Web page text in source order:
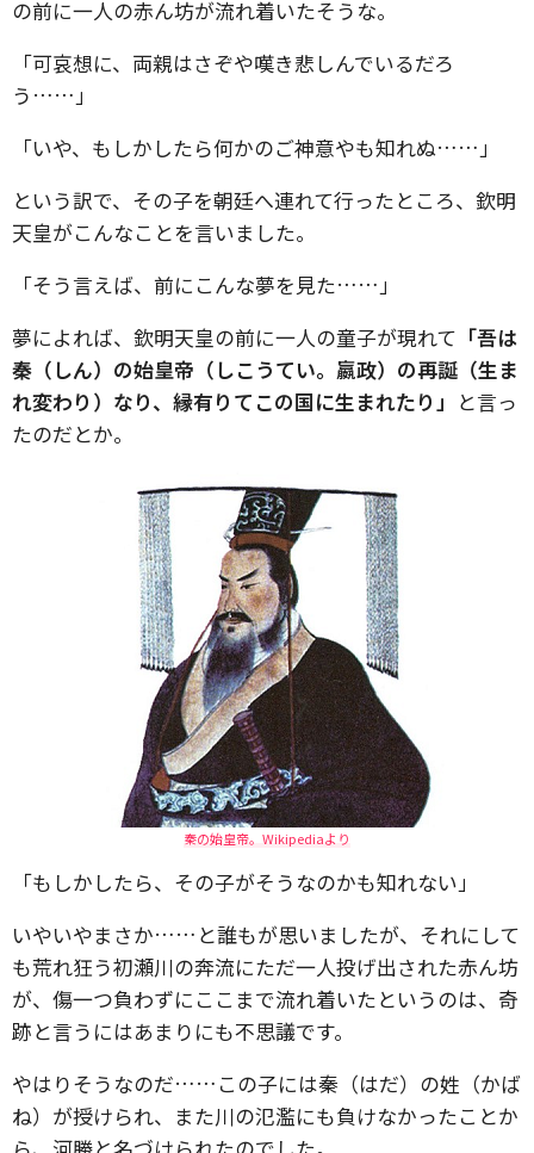
の前に一人の赤ん坊が流れ着いたそうな。
「可哀想に、両親はさぞや嘆き悲しんでいるだろ
う……」
「いや、もしかしたら何かのご神意やも知れぬ……」
という訳で、その子を朝廷へ連れて行ったところ、欽明
天皇がこんなことを言いました。
「そう言えば、前にこんな夢を見た……」
夢によれば、欽明天皇の前に一人の童子が現れて 「吾は
秦（しん）の始皇帝（しこうてい。嬴政）の再誕（生ま
れ変わり）なり、縁有りてこの国に生まれたり」 と言っ
たのだとか。
秦の始皇帝。Wikipediaより
「もしかしたら、その子がそうなのかも知れない」
いやいやまさか……と誰もが思いましたが、それにして
も荒れ狂う初瀬川の奔流にただ一人投げ出された赤ん坊
が、傷一つ負わずにここまで流れ着いたというのは、奇
跡と言うにはあまりにも不思議です。
やはりそうなのだ……この子には秦（はだ）の姓（かば
ね）が授けられ、また川の氾濫にも負けなかったことか